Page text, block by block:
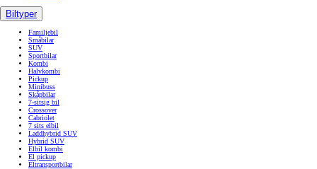
Biltyper
Familjebil
Småbilar
SUV
Sportbilar
Kombi
Halvkombi
Pickup
Minibuss
Skåpbilar
7-sitsig bil
Crossover
Cabriolet
7 sits elbil
Laddhybrid SUV
Hybrid SUV
Elbil kombi
El pickup
Eltransportbilar